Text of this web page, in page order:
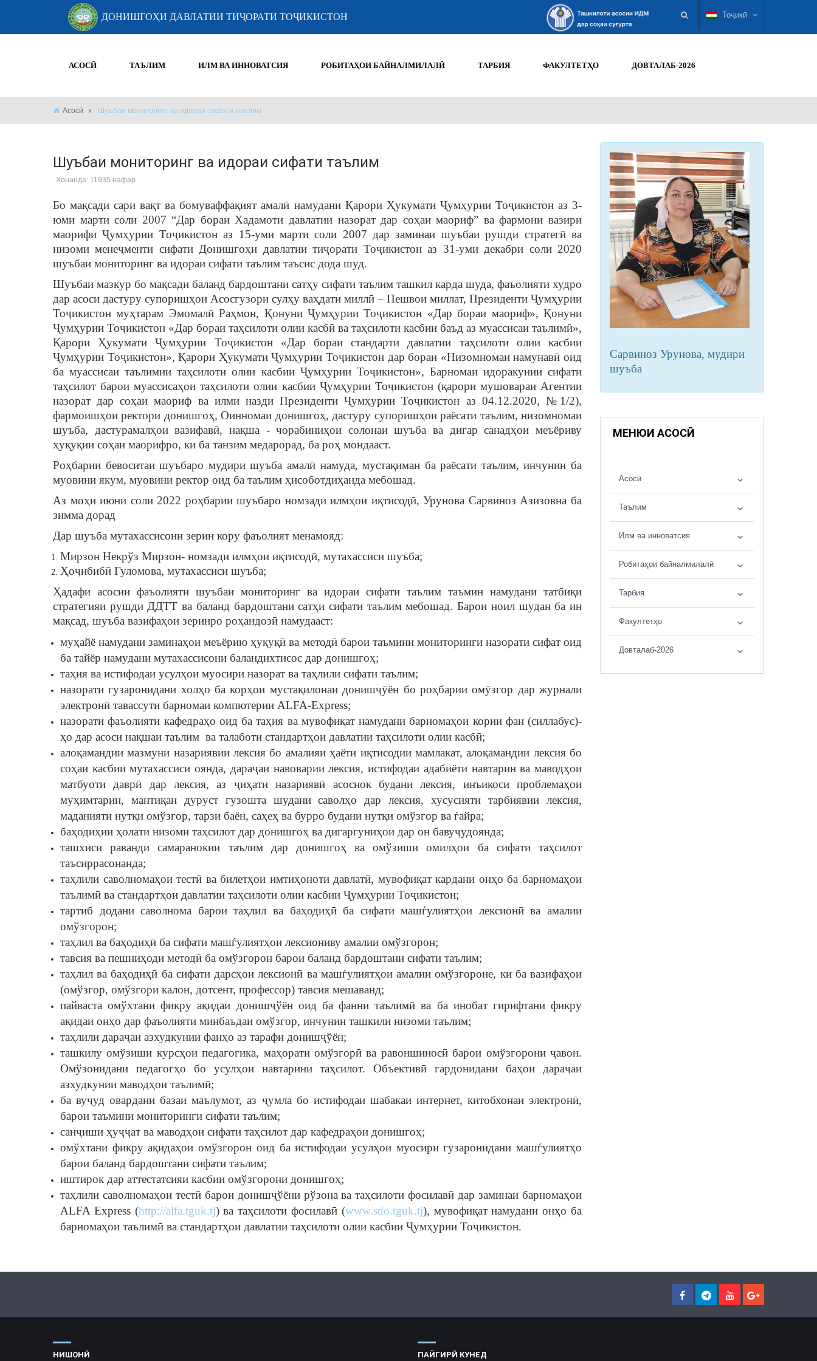
ДОНИШГОҲИ ДАВЛАТИИ ТИҶОРАТИ ТОҶИКИСТОН Тоҷикӣ
АСОСӢ ТАЪЛИМ ИЛМ ВА ИННОВАТСИЯ РОБИТАҲОИ БАЙНАЛМИЛАЛӢ ТАРБИЯ ФАКУЛТЕТҲО ДОВТАЛАБ-2026
Асосӣ Шуъбаи мониторинг ва идораи сифати таълим
Шуъбаи мониторинг ва идораи сифати таълим
Хонанда: 11935 нафар
Бо мақсади сари вақт ва бомуваффақият амалӣ намудани Қарори Ҳукумати Ҷумҳурии Тоҷикистон аз 3-
юми марти соли 2007 “Дар бораи Хадамоти давлатии назорат дар соҳаи маориф” ва фармони вазири
маорифи Ҷумҳурии Тоҷикистон аз 15-уми марти соли 2007 дар заминаи шуъбаи рушди стратегӣ ва
низоми менеҷменти сифати Донишгоҳи давлатии тиҷорати Тоҷикистон аз 31-уми декабри соли 2020
шуъбаи мониторинг ва идораи сифати таълим таъсис дода шуд.
Шуъбаи мазкур бо мақсади баланд бардоштани сатҳу сифати таълим ташкил карда шуда, фаъолияти худро
дар асоси дастуру супоришҳои Асосгузори сулҳу ваҳдати миллӣ – Пешвои миллат, Президенти Ҷумҳурии
Тоҷикистон муҳтарам Эмомалӣ Раҳмон, Қонуни Ҷумҳурии Тоҷикистон «Дар бораи маориф», Қонуни
Ҷумҳурии Тоҷикистон «Дар бораи таҳсилоти олии касбӣ ва таҳсилоти касбии баъд аз муассисаи таълимӣ»,
Қарори Ҳукумати Ҷумҳурии Тоҷикистон «Дар бораи стандарти давлатии таҳсилоти олии касбии
Ҷумҳурии Тоҷикистон», Қарори Ҳукумати Ҷумҳурии Тоҷикистон дар бораи «Низомномаи намунавӣ оид
ба муассисаи таълимии таҳсилоти олии касбии Ҷумҳурии Тоҷикистон», Барномаи идоракунии сифати
таҳсилот барои муассисаҳои таҳсилоти олии касбии Ҷумҳурии Тоҷикистон (қарори мушовараи Агентии
назорат дар соҳаи маориф ва илми назди Президенти Ҷумҳурии Тоҷикистон аз 04.12.2020, №1/2),
фармоишҳои ректори донишгоҳ, Оинномаи донишгоҳ, дастуру супоришҳои раёсати таълим, низомномаи
шуъба, дастурамалҳои вазифавӣ, нақша - чорабиниҳои солонаи шуъба ва дигар санадҳои меъёриву
ҳуқуқии соҳаи маорифро, ки ба танзим медарорад, ба роҳ мондааст.
Роҳбарии бевоситаи шуъбаро мудири шуъба амалӣ намуда, мустақиман ба раёсати таълим, инчунин ба
муовини якум, муовини ректор оид ба таълим ҳисоботдиҳанда мебошад.
Аз моҳи июни соли 2022 роҳбарии шуъбаро номзади илмҳои иқтисодӣ, Урунова Сарвиноз Азизовна ба
зимма дорад
Дар шуъба мутахассисони зерин кору фаъолият менамояд:
Мирзон Некрўз Мирзон- номзади илмҳои иқтисодӣ, мутахассиси шуъба;
Ҳоҷибибӣ Гуломова, мутахассиси шуъба;
Ҳадафи асосии фаъолияти шуъбаи мониторинг ва идораи сифати таълим таъмин намудани татбиқи
стратегияи рушди ДДТТ ва баланд бардоштани сатҳи сифати таълим мебошад. Барои ноил шудан ба ин
мақсад, шуъба вазифаҳои зеринро роҳандозӣ намудааст:
муҳайё намудани заминаҳои меъёрию ҳуқуқӣ ва методӣ барои таъмини мониторинги назорати сифат оид
ба тайёр намудани мутахассисони баландихтисос дар донишгоҳ;
таҳия ва истифодаи усулҳои муосири назорат ва таҳлили сифати таълим;
назорати гузаронидани холҳо ба корҳои мустақилонаи донишҷӯён бо роҳбарии омӯзгор дар журнали
электронӣ тавассути барномаи компютерии ALFA-Ехpress;
назорати фаъолияти кафедраҳо оид ба таҳия ва мувофиқат намудани барномаҳои кории фан (силлабус)-
ҳо дар асоси нақшаи таълим ва талаботи стандартҳои давлатии таҳсилоти олии касбӣ;
алоқамандии мазмуни назариявии лексия бо амалияи ҳаёти иқтисодии мамлакат, алоқамандии лексия бо
соҳаи касбии мутахассиси оянда, дараҷаи навоварии лексия, истифодаи адабиёти навтарин ва маводҳои
матбуоти даврӣ дар лексия, аз ҷиҳати назариявӣ асоснок будани лексия, инъикоси проблемаҳои
муҳимтарин, мантиқан дуруст гузошта шудани саволҳо дар лексия, хусусияти тарбиявии лексия,
маданияти нутқи омўзгор, тарзи баён, саҳеҳ ва бурро будани нутқи омўзгор ва ѓайра;
баҳодиҳии ҳолати низоми таҳсилот дар донишгоҳ ва дигаргуниҳои дар он бавуҷудоянда;
ташхиси раванди самаранокии таълим дар донишгоҳ ва омўзиши омилҳои ба сифати таҳсилот
таъсиррасонанда;
таҳлили саволномаҳои тестӣ ва билетҳои имтиҳоноти давлатӣ, мувофиқат кардани онҳо ба барномаҳои
таълимӣ ва стандартҳои давлатии таҳсилоти олии касбии Ҷумҳурии Тоҷикистон;
тартиб додани саволнома барои таҳлил ва баҳодиҳӣ ба сифати машѓулиятҳои лексионӣ ва амалии
омўзгорон;
таҳлил ва баҳодиҳӣ ба сифати машѓулиятҳои лексиониву амалии омўзгорон;
тавсия ва пешниҳоди методӣ ба омўзгорон барои баланд бардоштани сифати таълим;
таҳлил ва баҳодиҳӣ ба сифати дарсҳои лексионӣ ва машѓулиятҳои амалии омўзгороне, ки ба вазифаҳои
(омўзгор, омўзгори калон, дотсент, профессор) тавсия мешаванд;
пайваста омўхтани фикру ақидаи донишҷўён оид ба фанни таълимӣ ва ба инобат гирифтани фикру
ақидаи онҳо дар фаъолияти минбаъдаи омўзгор, инчунин ташкили низоми таълим;
таҳлили дараҷаи азхудкунии фанҳо аз тарафи донишҷўён;
ташкилу омўзиши курсҳои педагогика, маҳорати омўзгорӣ ва равоншиносӣ барои омўзгорони ҷавон.
Омўзонидани педагогҳо бо усулҳои навтарини таҳсилот. Объективӣ гардонидани баҳои дараҷаи
азхудкунии маводҳои таълимӣ;
ба вуҷуд овардани базаи маълумот, аз ҷумла бо истифодаи шабакаи интернет, китобхонаи электронӣ,
барои таъмини мониторинги сифати таълим;
санҷиши ҳуҷҷат ва маводҳои сифати таҳсилот дар кафедраҳои донишгоҳ;
омўхтани фикру ақидаҳои омўзгорон оид ба истифодаи усулҳои муосири гузаронидани машѓулиятҳо
барои баланд бардоштани сифати таълим;
иштирок дар аттестатсияи касбии омўзгорони донишгоҳ;
таҳлили саволномаҳои тестӣ барои донишҷўёни рўзона ва таҳсилоти фосилавӣ дар заминаи барномаҳои
ALFA Ехрress (http://alfa.tguk.tj) ва таҳсилоти фосилавӣ (www.sdo.tguk.tj), мувофиқат намудани онҳо ба
барномаҳои таълимӣ ва стандартҳои давлатии таҳсилоти олии касбии Ҷумҳурии Тоҷикистон.
Сарвиноз Урунова, мудири
шуъба
МЕНЮИ АСОСӢ
Асосӣ
Таълим
Илм ва инноватсия
Робитаҳои байналмилалӣ
Тарбия
Факултетҳо
Довталаб-2026
НИШОНӢ ПАЙГИРӢ КУНЕД